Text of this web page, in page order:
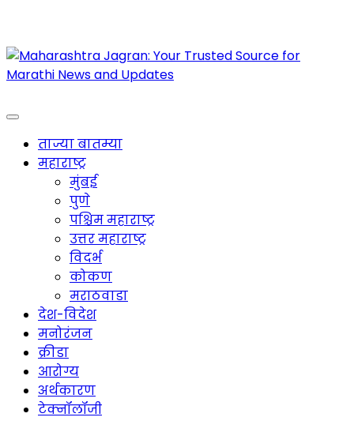
Maharashtra Jagran : Your Trusted Companion
ताज्या बातम्या
महाराष्ट्र
मुंबई
पुणे
पश्चिम महाराष्ट्र
उत्तर महाराष्ट्र
विदर्भ
कोकण
मराठवाडा
देश-विदेश
मनोरंजन
क्रीडा
आरोग्य
अर्थकारण
टेक्नॉलॉजी